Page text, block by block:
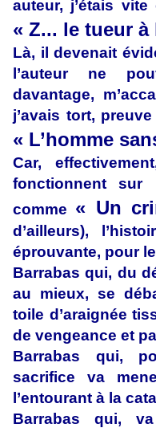
auteur, j’étais
« Z... le tueur à
Là, il devenait
l’auteur ne
davantage,
j’avais tort,
« L’homme
Car,
fonctionnent sur
comme « Un
d’ailleurs),
éprouvante, pour
Barrabas qui, du
au mieux, se
toile d’araignée
de vengeance et
Barrabas qui,
sacrifice va
l’entourant à la
Barrabas qui,